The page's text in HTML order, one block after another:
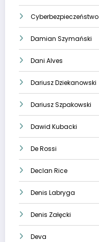
Cyberbezpieczeństwo
Damian Szymański
Dani Alves
Dariusz Dziekanowski
Dariusz Szpakowski
Dawid Kubacki
De Rossi
Declan Rice
Denis Labryga
Denis Załęcki
Deva